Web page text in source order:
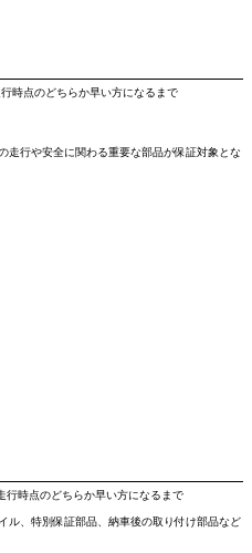
時点のどちらか早い方になるまで
走行や安全に関わる重要な部品が保証対象とな
行時点のどちらか早い方になるまで
ル、特別保証部品、納車後の取り付け部品など